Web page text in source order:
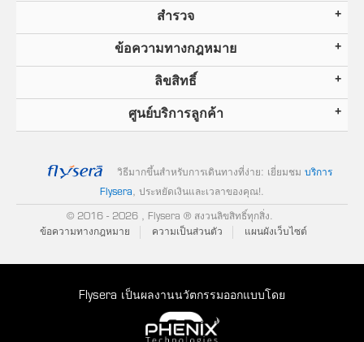
สำรวจ
ข้อความทางกฎหมาย
ลิขสิทธิ์
ศูนย์บริการลูกค้า
วิธีมากขึ้นสำหรับการเดินทางที่ง่าย: เยี่ยมชม บริการ
Flysera, ประหยัดเงินและเวลาของคุณ!.
© 2016 - 2026 , Flysera ® สงวนลิขสิทธิ์ทุกสิ่ง.
ข้อความทางกฎหมาย
ความเป็นส่วนตัว แผนผังเว็บไซต์
Flysera เป็นผลงานนวัตกรรมออกแบบโดย